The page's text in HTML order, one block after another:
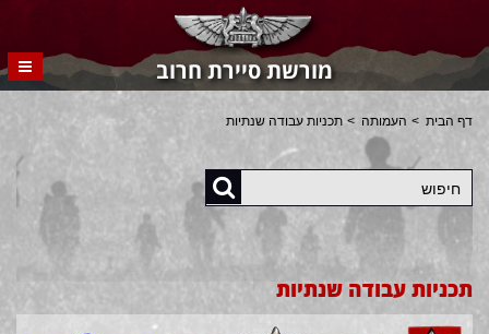
מורשת סיירת חרוב
דף הבית העמותה תכניות עבודה שנתיות
חיפוש
תכניות עבודה שנתיות